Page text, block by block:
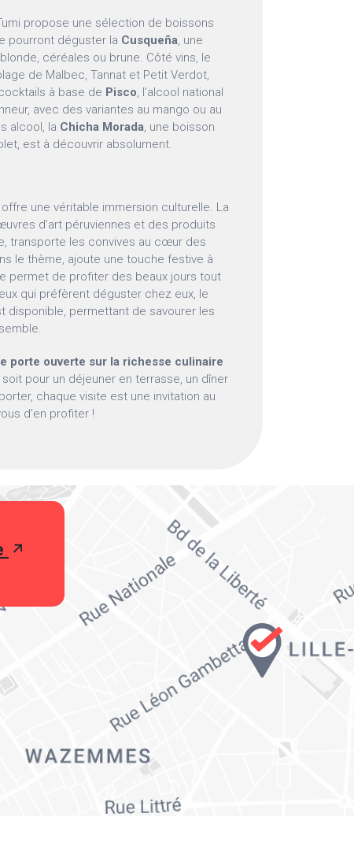
propose une sélection de boissons
pourront déguster la Cusqueña, une
céréales ou brune. Côté vins, le
de Malbec, Tannat et Petit Verdot,
à base de Pisco, l’alcool national
avec des variantes au mango ou au
alcool, la Chicha Morada, une boisson
est à découvrir absolument.
une véritable immersion culturelle. La
d’art péruviennes et des produits
transporte les convives au cœur des
le thème, ajoute une touche festive à
permet de profiter des beaux jours tout
qui préfèrent déguster chez eux, le
disponible, permettant de savourer les
porte ouverte sur la richesse culinaire
soit pour un déjeuner en terrasse, un dîner
chaque visite est une invitation au
d’en profiter !